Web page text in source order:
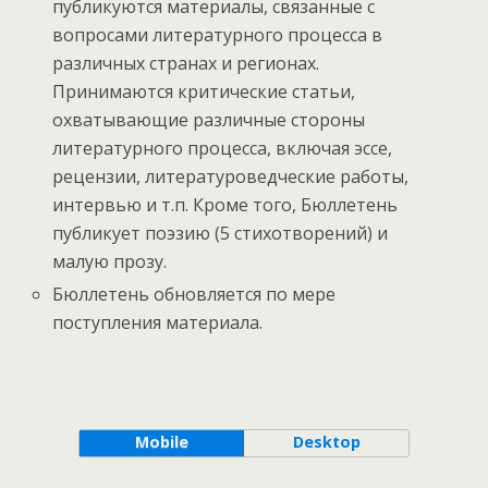
публикуются материалы, связанные с
вопросами литературного процесса в
различных странах и регионах.
Принимаются критические статьи,
охватывающие различные стороны
литературного процесса, включая эссе,
рецензии, литературоведческие работы,
интервью и т.п. Кроме того, Бюллетень
публикует поэзию (5 стихотворений) и
малую прозу.
Бюллетень обновляется по мере
поступления материала.
Mobile Desktop